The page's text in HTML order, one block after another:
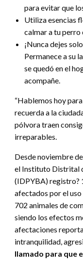
para evitar que
Utiliza esencias
calmar a tu perro
¡Nunca dejes
Permanece a su
se quedó en el
acompañe.
“Hablemos hoy
recuerda a la
pólvora traen
irreparables.
Desde noviembre
el Instituto Distrital
(IDPYBA) registro?
afectados por el
702 animales de
siendo los efectos
afectaciones
intranquilidad,
llamado para que